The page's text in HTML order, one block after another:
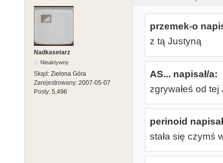
Nadkasetarz
Nieaktywny
Skąd: Zielona Góra
Zarejestrowany: 2007-05-07
Posty: 5,496
przemek-o
z tą Justyną
AS... napisał/a:
zgrywałeś od tej
perinoid
stała się czymś